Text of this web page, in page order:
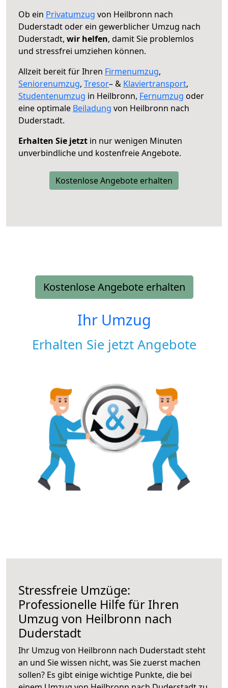
Ob ein Privatumzug von Heilbronn nach
Duderstadt oder ein gewerblicher Umzug nach
Duderstadt, wir helfen, damit Sie problemlos
und stressfrei umziehen können.
Allzeit bereit für Ihren Firmenumzug,
Seniorenumzug, Tresor– & Klaviertransport,
Studentenumzug in Heilbronn, Fernumzug oder
eine optimale Beiladung von Heilbronn nach
Duderstadt.
Erhalten Sie jetzt in nur wenigen Minuten
unverbindliche und kostenfreie Angebote.
Kostenlose Angebote erhalten
Kostenlose Angebote erhalten
Ihr Umzug
Erhalten Sie jetzt Angebote
Stressfreie Umzüge:
Professionelle Hilfe für Ihren
Umzug von Heilbronn nach
Duderstadt
Ihr Umzug von Heilbronn nach Duderstadt steht
an und Sie wissen nicht, was Sie zuerst machen
sollen? Es gibt einige wichtige Punkte, die bei